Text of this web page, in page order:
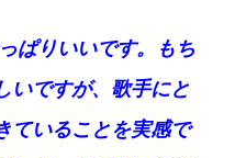
ぱりいいです。もち
いですが、歌手にと
ていることを実感で